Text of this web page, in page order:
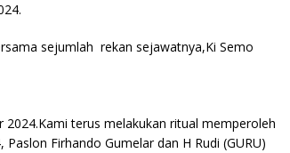
sejumlah rekan sejawatnya,Ki Semo
terus melakukan ritual memperoleh
Firhando Gumelar dan H Rudi (GURU)